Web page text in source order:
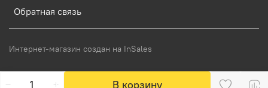
В корзину
Обратная связь
Интернет-магазин создан на InSales